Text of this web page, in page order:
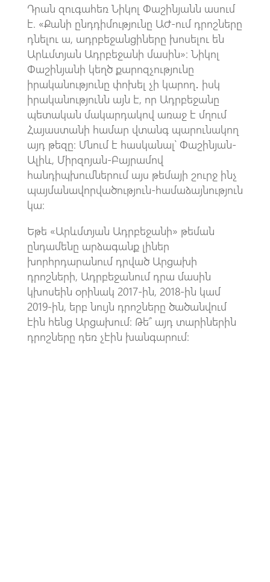
Դրան զուգահեռ Նիկոլ Փաշինյանն ասում
է. «Քանի ընդդիմությունը ԱԺ-ում դրոշները
դնելու ա, ադրբեջանցիները խոսելու են
Արևմտյան Ադրբեջանի մասին»։ Նիկոլ
Փաշինյանի կեղծ քարոզչությունը
իրականությունը փոխել չի կարող․ իսկ
իրականությունն այն է, որ Ադրբեջանը
պետական մակարդակով առաջ է մղում
Հայաստանի համար վտանգ պարունակող
այդ թեզը։ Մնում է հասկանալ՝ Փաշինյան-
Ալիև, Միրզոյան-Բայրամով
հանդիպխումներում այս թեմայի շուրջ ինչ
պայմանավորվածություն-համաձայնություն
կա։
Եթե «Արևմտյան Ադրբեջանի» թեման
ընդամենը արձագանք լիներ
խորհրդարանում դրված Արցախի
դրոշների, Ադրբեջանում դրա մասին
կխոսեին օրինակ 2017-ին, 2018-ին կամ
2019-ին, երբ նույն դրոշները ծածանվում
էին հենց Արցախում։ Թե՞ այդ տարիներին
դրոշները դեռ չէին խանգարում։